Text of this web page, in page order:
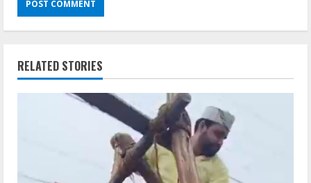
RELATED STORIES